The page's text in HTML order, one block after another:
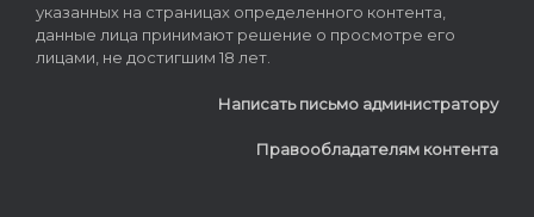
указанных на страницах определенного контента,
данные лица принимают решение о просмотре его
лицами, не достигшим 18 лет.
Написать письмо администратору
Правообладателям контента